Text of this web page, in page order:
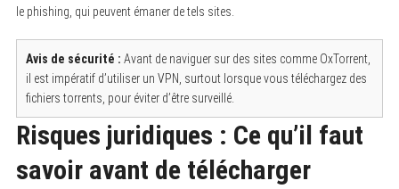
le phishing, qui peuvent émaner de tels sites.
Avis de sécurité : Avant de naviguer sur des sites comme OxTorrent,
il est impératif d’utiliser un VPN, surtout lorsque vous téléchargez des
fichiers torrents, pour éviter d’être surveillé.
Risques juridiques : Ce qu’il faut
savoir avant de télécharger